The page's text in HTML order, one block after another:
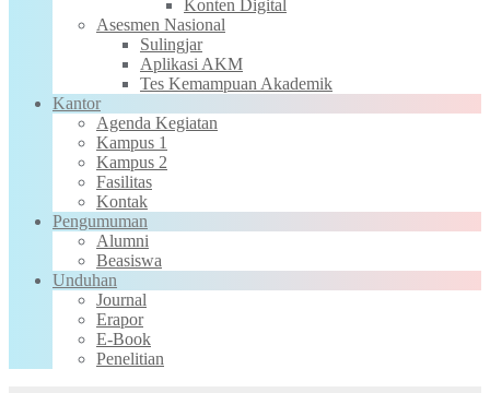
Konten Digital
Asesmen Nasional
Sulingjar
Aplikasi AKM
Tes Kemampuan Akademik
Kantor
Agenda Kegiatan
Kampus 1
Kampus 2
Fasilitas
Kontak
Pengumuman
Alumni
Beasiswa
Unduhan
Journal
Erapor
E-Book
Penelitian